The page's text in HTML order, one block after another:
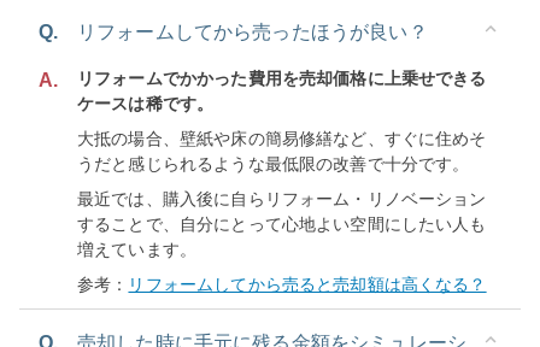
Q. リフォームしてから売ったほうが良い？
A.
リフォームでかかった費用を売却価格に上乗せできる
ケースは稀です。
大抵の場合、壁紙や床の簡易修繕など、すぐに住めそ
うだと感じられるような最低限の改善で十分です。
最近では、購入後に自らリフォーム・リノベーション
することで、自分にとって心地よい空間にしたい人も
増えています。
参考： リフォームしてから売ると売却額は高くなる？
Q.
売却した時に手元に残る金額をシミュレーシ